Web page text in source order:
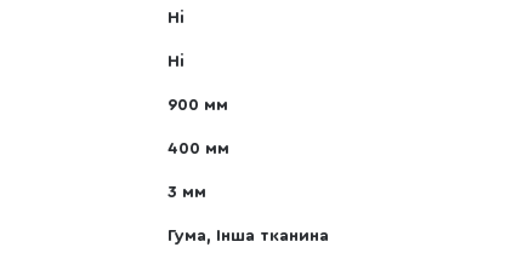
Ні
Ні
900 мм
400 мм
3 мм
Гума, Інша тканина